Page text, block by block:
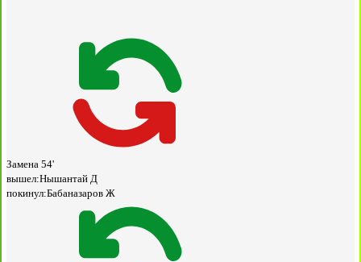
Замена 54'
вышел:Нышантай Д
покинул:Бабаназаров Ж